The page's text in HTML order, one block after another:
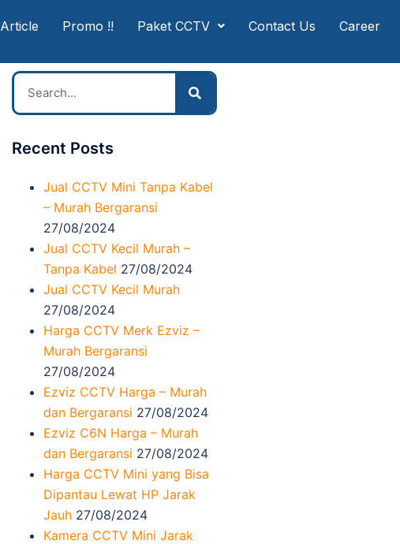
Article Promo !! Paket CCTV Contact Us Career
Recent Posts
Jual CCTV Mini Tanpa Kabel
– Murah Bergaransi
27/08/2024
Jual CCTV Kecil Murah –
Tanpa Kabel 27/08/2024
Jual CCTV Kecil Murah
27/08/2024
Harga CCTV Merk Ezviz –
Murah Bergaransi
27/08/2024
Ezviz CCTV Harga – Murah
dan Bergaransi 27/08/2024
Ezviz C6N Harga – Murah
dan Bergaransi 27/08/2024
Harga CCTV Mini yang Bisa
Dipantau Lewat HP Jarak
Jauh 27/08/2024
Kamera CCTV Mini Jarak